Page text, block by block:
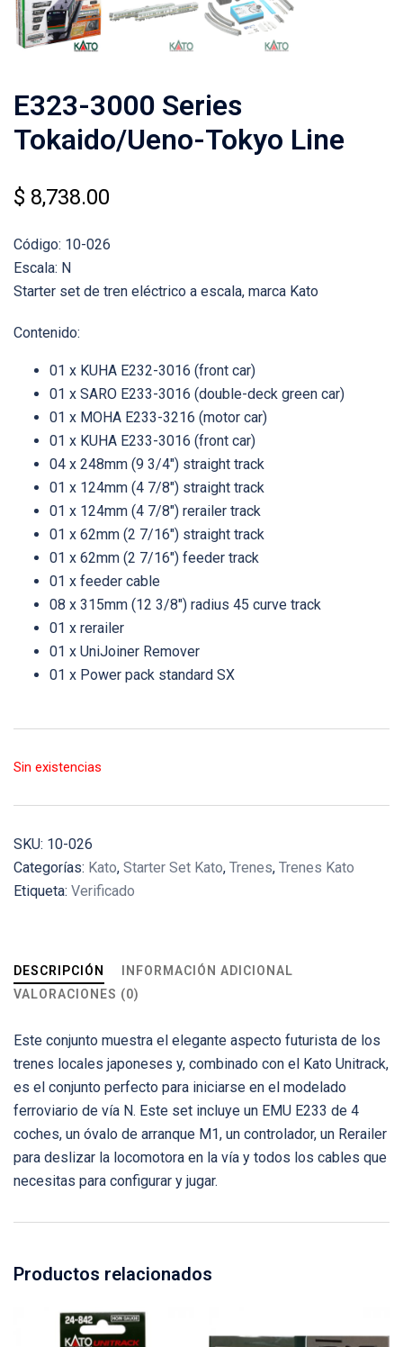
E323-3000 Series
Tokaido/Ueno-Tokyo Line
$ 8,738.00
Código: 10-026
Escala: N
Starter set de tren eléctrico a escala, marca Kato
Contenido:
01 x KUHA E232-3016 (front car)
01 x SARO E233-3016 (double-deck green car)
01 x MOHA E233-3216 (motor car)
01 x KUHA E233-3016 (front car)
04 x 248mm (9 3/4″) straight track
01 x 124mm (4 7/8″) straight track
01 x 124mm (4 7/8″) rerailer track
01 x 62mm (2 7/16″) straight track
01 x 62mm (2 7/16″) feeder track
01 x feeder cable
08 x 315mm (12 3/8″) radius 45 curve track
01 x rerailer
01 x UniJoiner Remover
01 x Power pack standard SX
Sin existencias
SKU: 10-026
Categorías: Kato, Starter Set Kato, Trenes, Trenes Kato
Etiqueta: Verificado
DESCRIPCIÓN
INFORMACIÓN ADICIONAL
VALORACIONES (0)
Este conjunto muestra el elegante aspecto futurista de los
trenes locales japoneses y, combinado con el Kato Unitrack,
es el conjunto perfecto para iniciarse en el modelado
ferroviario de vía N. Este set incluye un EMU E233 de 4
coches, un óvalo de arranque M1, un controlador, un Rerailer
para deslizar la locomotora en la vía y todos los cables que
necesitas para configurar y jugar.
Productos relacionados